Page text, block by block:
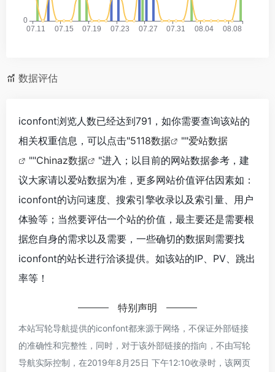
数据评估
iconfont浏览人数已经达到791，如你需要查询该站的
相关权重信息，可以点击"5118数据 ""爱站数据
""Chinaz数据
"进入；以目前的网站数据参考，建
议大家请以爱站数据为准，更多网站价值评估因素如：
iconfont的访问速度、搜索引擎收录以及索引量、用户
体验等；当然要评估一个站的价值，最主要还是需要根
据您自身的需求以及需要，一些确切的数据则需要找
iconfont的站长进行洽谈提供。如该站的IP、PV、跳出
率等！
特别声明
本站写轮导航提供的iconfont都来源于网络，不保证外部链接
的准确性和完整性，同时，对于该外部链接的指向，不由写轮
导航实际控制，在2019年8月25日 下午12:10收录时，该网页